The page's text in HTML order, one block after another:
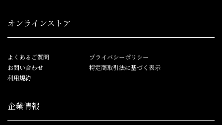
オンラインストア
よくあるご質問
お問い合わせ
利用規約
プライバシーポリシー
特定商取引法に基づく表示
企業情報